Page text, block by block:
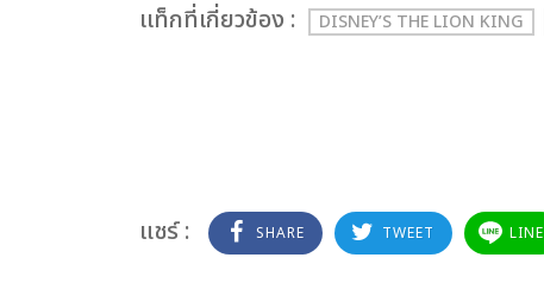
เเท็กที่เกี่ยวข้อง : DISNEY’S THE LION KING
แชร์ : SHARE TWEET LINE